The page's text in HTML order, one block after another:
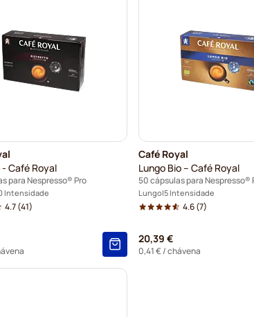
Café Royal
para Nespresso® Pro
Intensidade
4.7(41)
Café Royal
Lungo Bio – Café Royal
50 cápsulas para Nespresso®
Lungo 5 Intensidade
4.6(7)
20,39 €
0,41 €/ chávena